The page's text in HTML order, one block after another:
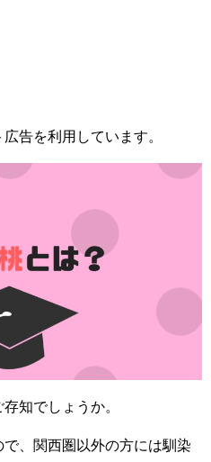
告を利用しています。
知でしょうか。
、関西圏以外の方には馴染